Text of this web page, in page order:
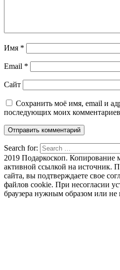
Имя *
Email *
Сайт
Сохранить моё имя, email и
последующих моих
Search for:
2019 Подаркоскоп. Копирование
активной ссылкой на источник.
сайта, вы подтверждаете свое
файлов cookie. При несогласии
браузера нужным образом или не